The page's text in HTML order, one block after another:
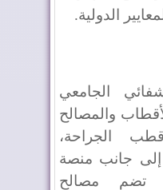
الدولية.
الجامعي
والمصالح
الجراحة،
جانب منصة
تضم مصالح